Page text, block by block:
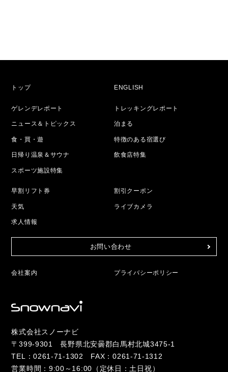
トップ ENGLISH
ゲレンデレポート トレッキングレポート
ニュース＆トピックス 泊まる
食・買・遊 特徴のある宿選び
日帰り温泉＆サウナ 飲食店特集
スポーツ施設特集
早割リフト券 割引クーポン
天気 ライブカメラ
求人情報
お問い合わせ
会社案内 プライバシーポリシー
株式会社スノーナビ
〒399-9301 長野県北安曇郡白馬村北城3475-1
TEL：0261-71-1302
FAX：0261-71-1312
営業時間：9:00～16:00（定休日：土日祝）